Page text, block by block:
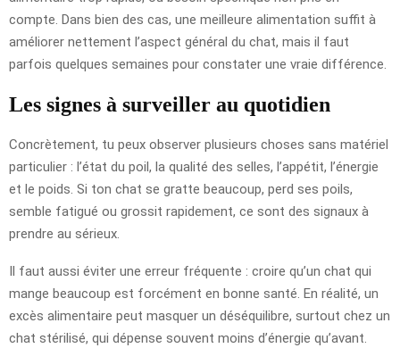
compte. Dans bien des cas, une meilleure alimentation suffit à
améliorer nettement l’aspect général du chat, mais il faut
parfois quelques semaines pour constater une vraie différence.
Les signes à surveiller au quotidien
Concrètement, tu peux observer plusieurs choses sans matériel
particulier : l’état du poil, la qualité des selles, l’appétit, l’énergie
et le poids. Si ton chat se gratte beaucoup, perd ses poils,
semble fatigué ou grossit rapidement, ce sont des signaux à
prendre au sérieux.
Il faut aussi éviter une erreur fréquente : croire qu’un chat qui
mange beaucoup est forcément en bonne santé. En réalité, un
excès alimentaire peut masquer un déséquilibre, surtout chez un
chat stérilisé, qui dépense souvent moins d’énergie qu’avant.